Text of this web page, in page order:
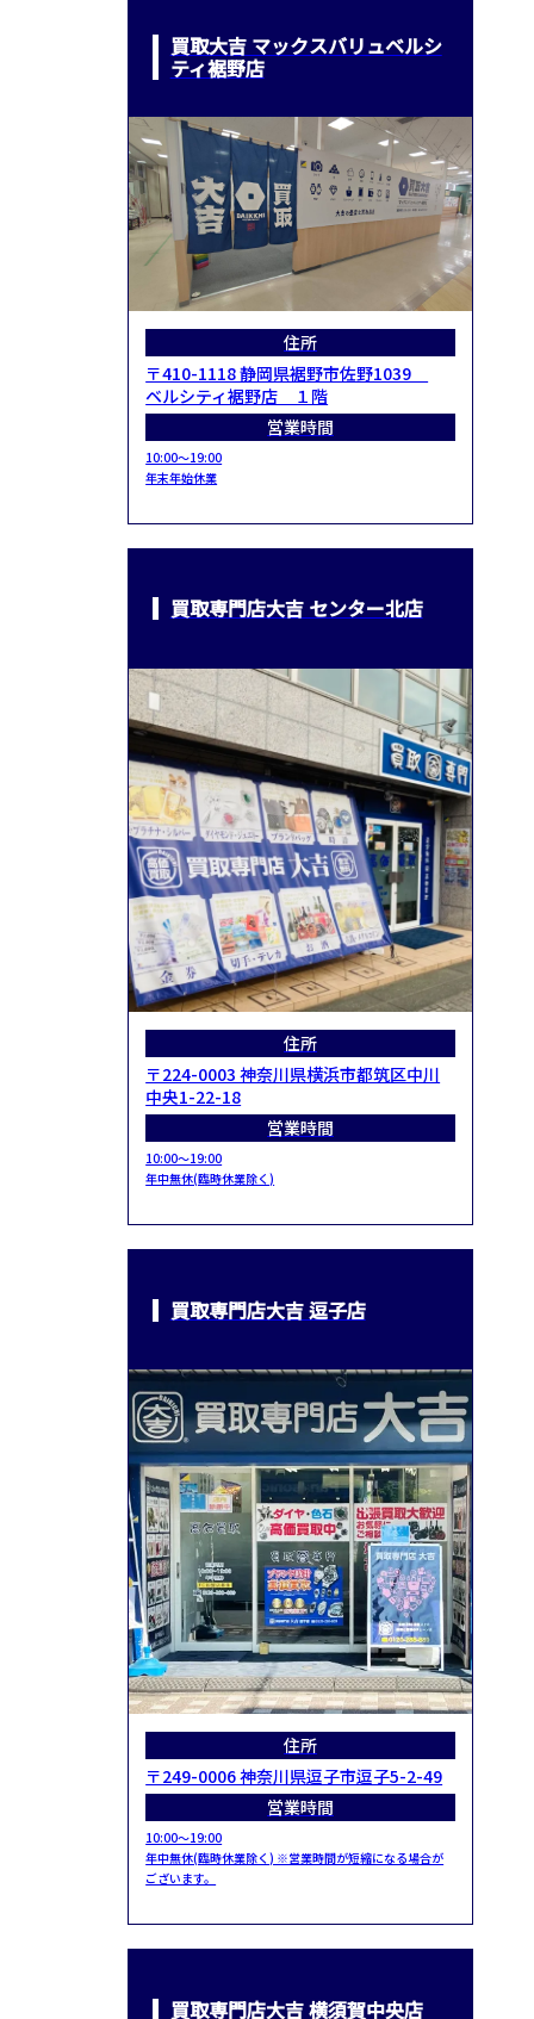
買取大吉 マックスバリュベルシ
ティ裾野店
住所
〒410-1118 静岡県裾野市佐野1039
ベルシティ裾野店 １階
営業時間
10:00～19:00
年末年始休業
買取専門店大吉 センター北店
住所
〒224-0003 神奈川県横浜市都筑区中川
中央1-22-18
営業時間
10:00～19:00
年中無休(臨時休業除く)
買取専門店大吉 逗子店
住所
〒249-0006 神奈川県逗子市逗子5-2-49
営業時間
10:00～19:00
年中無休(臨時休業除く) ※営業時間が短縮になる場合が
ございます。
買取専門店大吉 横須賀中央店